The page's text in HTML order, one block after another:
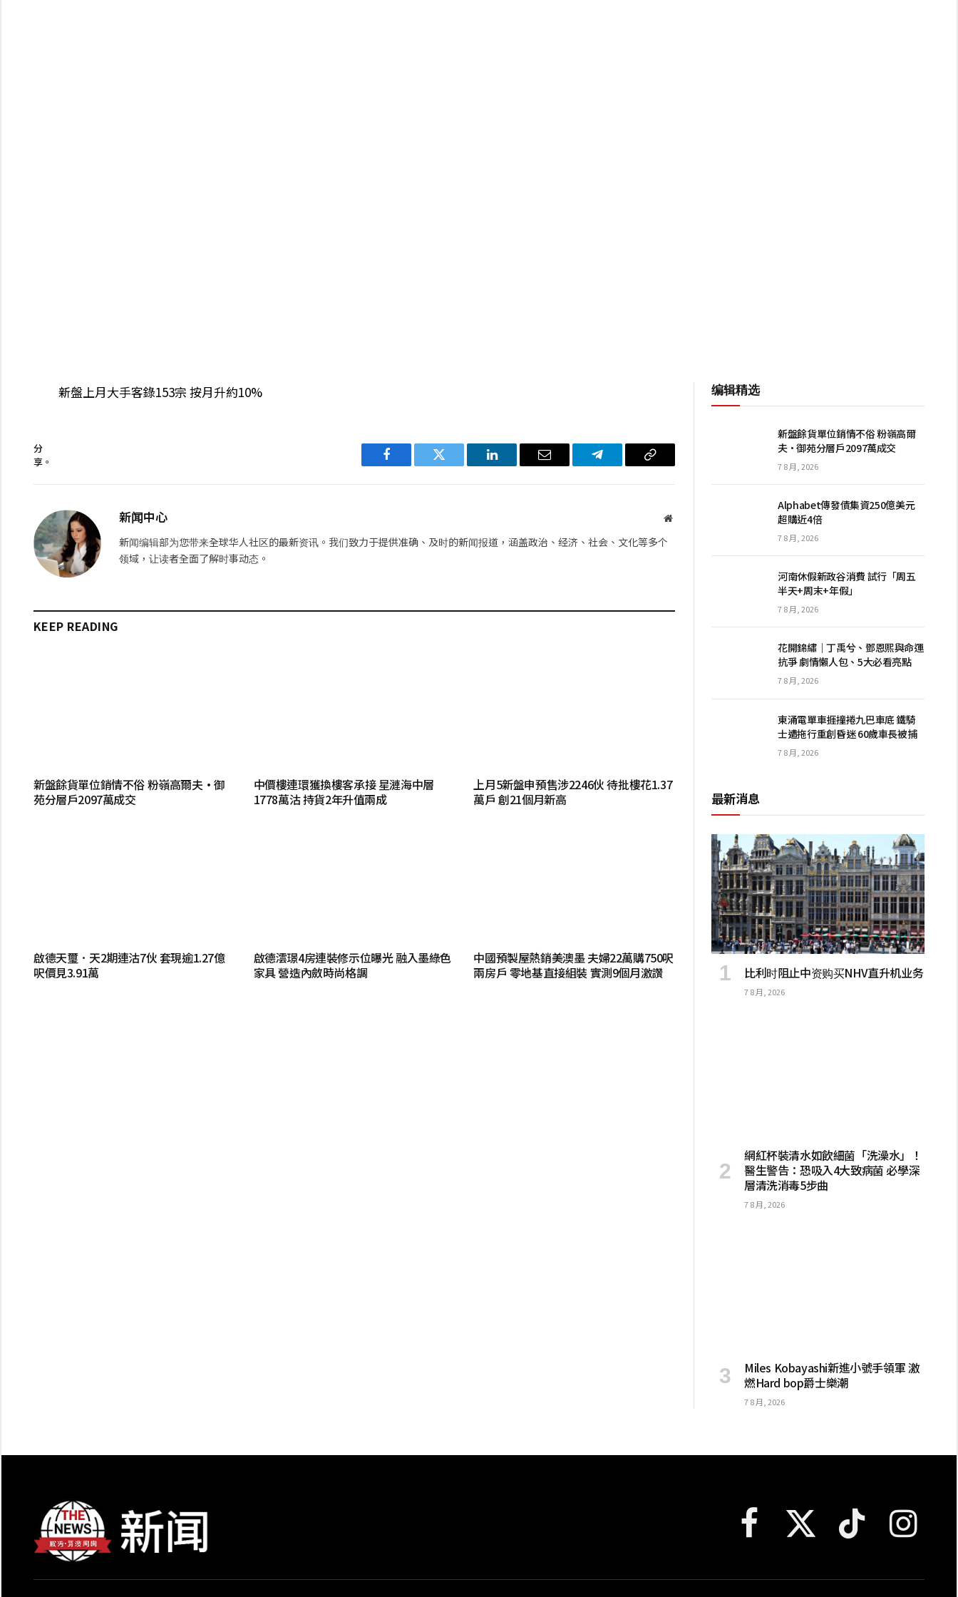
新盤上月大手客錄153宗 按月升約10%
分
享。
Facebook Twitter LinkedIn 电
Telegram 复
新闻中心
网
新闻编辑部为您带来全球华人社区的最新资讯。我们致力于提供准确、及时的新闻报道，涵盖政治、经济、社会、文化等多个
领域，让读者全面了解时事动态。
KEEP READING
新盤餘貨單位銷情不俗 粉嶺高爾夫·御
苑分層戶2097萬成交
中價樓連環獲換樓客承接 星漣海中層
1778萬沽 持貨2年升值兩成
上月5新盤申預售涉2246伙 待批樓花1.37
萬戶 創21個月新高
啟德天璽．天2期連沽7伙 套現逾1.27億
呎價見3.91萬
啟德澐璟4房連裝修示位曝光 融入墨綠色
家具 營造內斂時尚格調
中國預製屋熱銷美澳墨 夫婦22萬購750呎
兩房戶 零地基直接組裝 實測9個月激讚
编辑精选
新盤餘貨單位銷情不俗 粉嶺高爾
夫·御苑分層戶2097萬成交
7 8 月, 2026
Alphabet傳發債集資250億美元
超購近4倍
7 8 月, 2026
河南休假新政谷消費 試行「周五
半天+周末+年假」
7 8 月, 2026
花開錦繡｜丁禹兮、鄧恩熙與命運
抗爭 劇情懶人包、5大必看亮點
7 8 月, 2026
東涌電單車捱撞捲九巴車底 鐵騎
士遭拖行重創昏迷 60歲車長被捕
7 8 月, 2026
最新消息
比利时阻止中资购买NHV直升机业务
7 8 月, 2026
網紅杯裝清水如飲細菌「洗澡水」！
醫生警告：恐吸入4大致病菌 必學深
層清洗消毒5步曲
7 8 月, 2026
Miles Kobayashi新進小號手領軍 激
燃Hard bop爵士樂潮
7 8 月, 2026
Facebook X
TikTok Instagram